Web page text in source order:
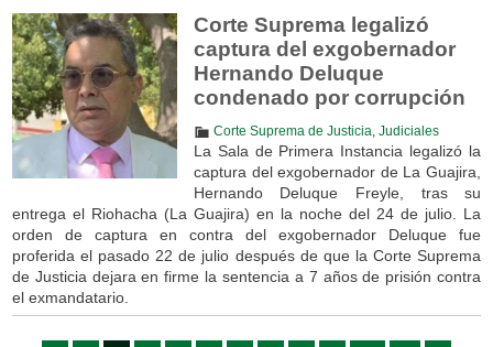
Corte Suprema legalizó
captura del exgobernador
Hernando Deluque
condenado por corrupción
Corte Suprema de Justicia Judiciales
La Sala de Primera Instancia legalizó la
captura del exgobernador de La Guajira,
Hernando Deluque Freyle, tras su
entrega el Riohacha (La Guajira) en la noche del 24 de julio. La
orden de captura en contra del exgobernador Deluque fue
proferida el pasado 22 de julio después de que la Corte Suprema
de Justicia dejara en firme la sentencia a 7 años de prisión contra
el exmandatario.